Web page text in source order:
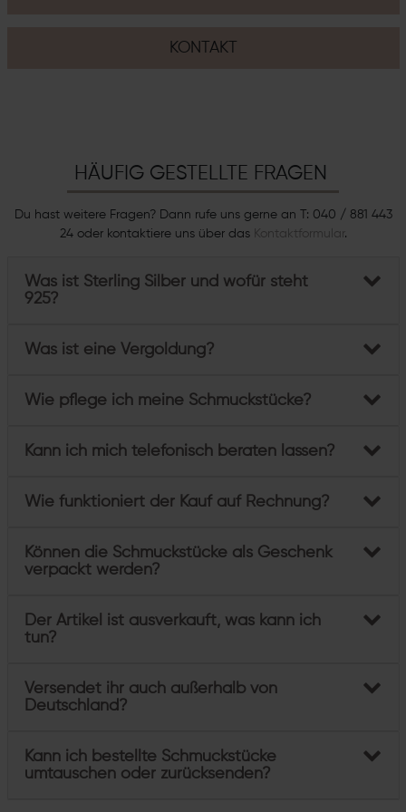
KONTAKT
HÄUFIG GESTELLTE FRAGEN
Du hast weitere Fragen? Dann rufe uns gerne an T: 040 / 881 443
24 oder kontaktiere uns über das
Kontaktformular.
Was ist Sterling Silber und wofür steht
925?
Was ist eine Vergoldung?
Wie pflege ich meine Schmuckstücke?
Kann ich mich telefonisch beraten lassen?
Wie funktioniert der Kauf auf Rechnung?
Können die Schmuckstücke als Geschenk
verpackt werden?
Der Artikel ist ausverkauft, was kann ich
tun?
Versendet ihr auch außerhalb von
Deutschland?
Kann ich bestellte Schmuckstücke
umtauschen oder zurücksenden?